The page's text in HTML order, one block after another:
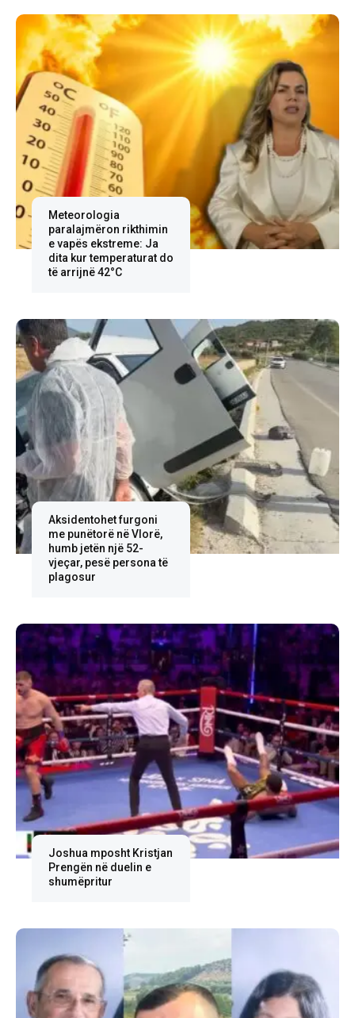
Meteorologia
paralajmëron rikthimin
e vapës ekstreme: Ja
dita kur temperaturat do
të arrijnë 42°C
Aksidentohet furgoni
me punëtorë në Vlorë,
humb jetën një 52-
vjeçar, pesë persona të
plagosur
Joshua mposht Kristjan
Prengën në duelin e
shumëpritur